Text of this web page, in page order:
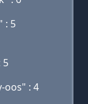
: 5
5
oos" : 4